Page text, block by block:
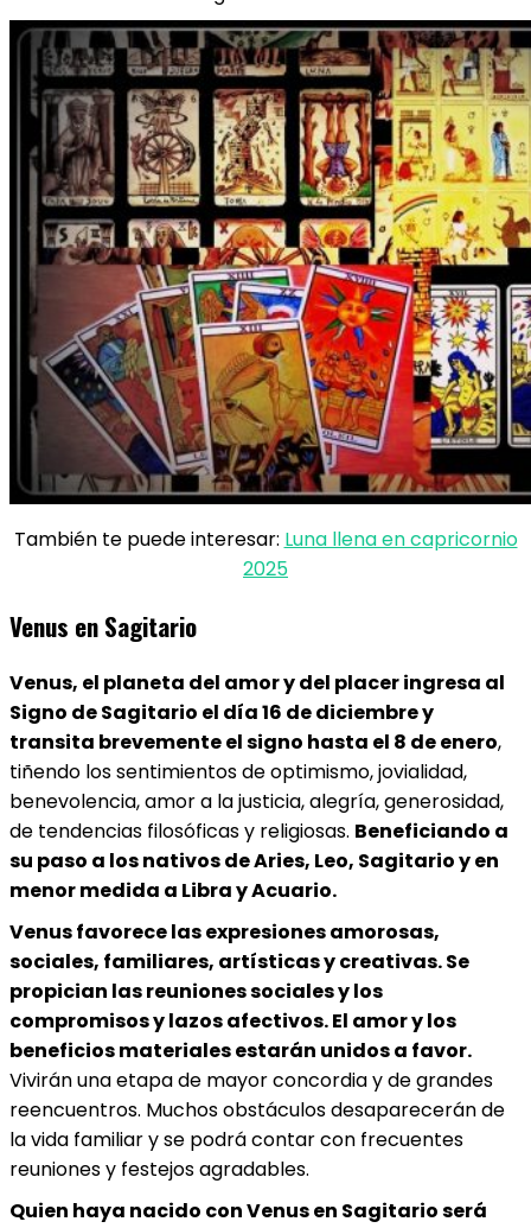
También te puede interesar: Luna llena en capricornio
2025
Venus en Sagitario
Venus, el planeta del amor y del placer ingresa al
Signo de Sagitario el día 16 de diciembre y
transita brevemente el signo hasta el 8 de enero,
tiñendo los sentimientos de optimismo, jovialidad,
benevolencia, amor a la justicia, alegría, generosidad,
de tendencias filosóficas y religiosas. Beneficiando a
su paso a los nativos de Aries, Leo, Sagitario y en
menor medida a Libra y Acuario.
Venus favorece las expresiones amorosas,
sociales, familiares, artísticas y creativas. Se
propician las reuniones sociales y los
compromisos y lazos afectivos. El amor y los
beneficios materiales estarán unidos a favor.
Vivirán una etapa de mayor concordia y de grandes
reencuentros. Muchos obstáculos desaparecerán de
la vida familiar y se podrá contar con frecuentes
reuniones y festejos agradables.
Quien haya nacido con Venus en Sagitario será